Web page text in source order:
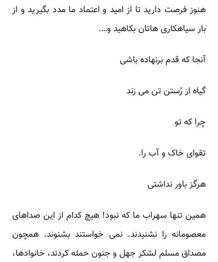
هنوز فرصت دارید تا از امید و اعتماد ما مدد بگیرید و از
بار سیاهکاری هاتان بکاهید و….
آنجا که قدم برنهاده باشی
گیاه از رُستن تن می زند
چرا که تو
تقوای خاک و آب را.
هرگز باور نداشتی
همین تنها سهراب ما که نبود! هیچ کدام از این صداهای
معصومانه را نشنیدند. نمی خواستند بشنوند. همچون
مصداق مسلم لشکر جهل و جنون حمله کردند، خانوادها،